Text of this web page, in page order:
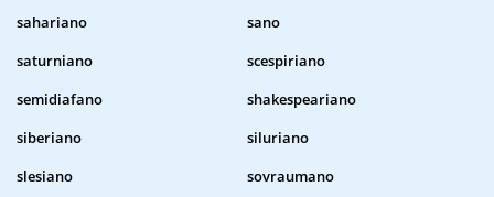
sahariano
sano
saturniano
scespiriano
semidiafano
shakespeariano
siberiano
siluriano
slesiano
sovraumano